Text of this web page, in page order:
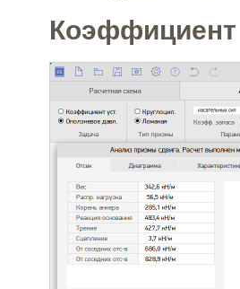
Коэффициент